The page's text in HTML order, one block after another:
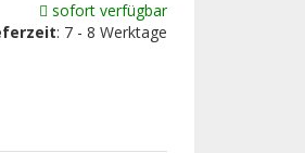
sofort verfügbar
: 7 - 8 Werktage